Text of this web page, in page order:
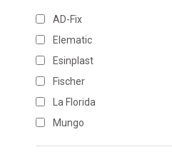
AD-Fix
Elematic
Esinplast
Fischer
La Florida
Mungo